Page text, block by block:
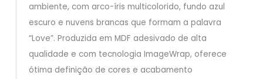
ambiente, com arco-íris multicolorido, fundo azul
escuro e nuvens brancas que formam a palavra
“Love”. Produzida em MDF adesivado de alta
qualidade e com tecnologia ImageWrap, oferece
ótima definição de cores e acabamento